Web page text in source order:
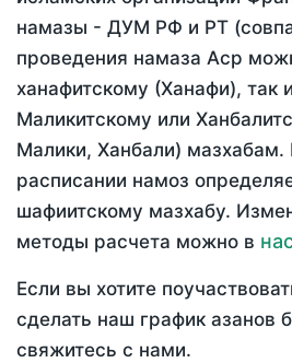
намазы - ДУМ РФ и РТ
проведения намаза Аср
ханафитскому (Ханафи), так
Маликитскому или
Малики, Ханбали) мазхабам.
расписании намоз
шафиитскому мазхабу.
методы расчета можно в
Если вы хотите
сделать наш график азанов
свяжитесь с нами.